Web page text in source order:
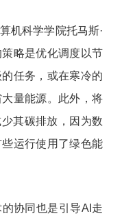
机科学学院托马斯·
略是优化调度以节
任务，或在寒冷的
量能源。此外，将
其碳排放，因为数
运行使用了绿色能
协同也是引导AI走